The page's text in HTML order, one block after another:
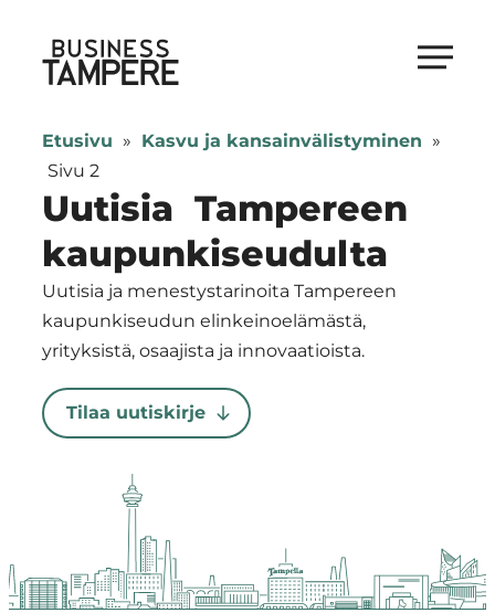
suoraan
sisältöön
Business Tampere
Tampere
supports
talents,
investors
and
entrepreneurs
in
making
smooth
start
Etusivu » Kasvu ja kansainvälistyminen »
Sivu 2
Uutisia Tampereen
kaupunkiseudulta
Uutisia ja menestystarinoita Tampereen
kaupunkiseudun elinkeinoelämästä,
yrityksistä, osaajista ja innovaatioista.
Tilaa uutiskirje